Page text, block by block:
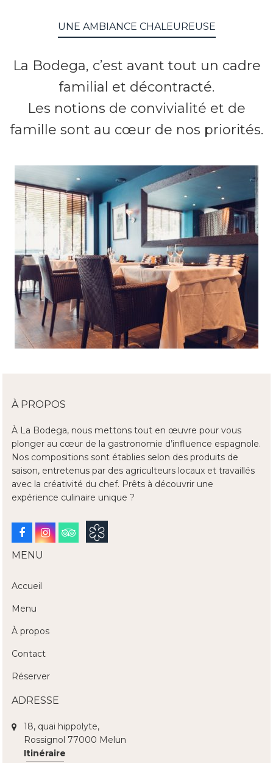
UNE AMBIANCE CHALEUREUSE
La Bodega, c’est avant tout un cadre
familial et décontracté.
Les notions de convivialité et de
famille sont au cœur de nos priorités.
À PROPOS
À La Bodega, nous mettons tout en œuvre pour vous
plonger au cœur de la gastronomie d’influence espagnole.
Nos compositions sont établies selon des produits de
saison, entretenus par des agriculteurs locaux et travaillés
avec la créativité du chef. Prêts à découvrir une
expérience culinaire unique ?
Facebook
Instagram
Tripadvisor
MENU
Accueil
Menu
À propos
Contact
Réserver
ADRESSE
18, quai hippolyte,
Rossignol 77000 Melun
Itinéraire